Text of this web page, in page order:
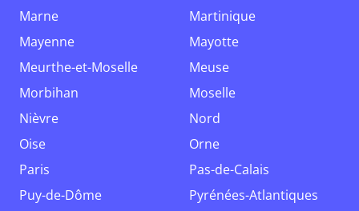
Marne
Martinique
Mayenne
Mayotte
Meurthe-et-Moselle
Meuse
Morbihan
Moselle
Nièvre
Nord
Oise
Orne
Paris
Pas-de-Calais
Puy-de-Dôme
Pyrénées-Atlantiques